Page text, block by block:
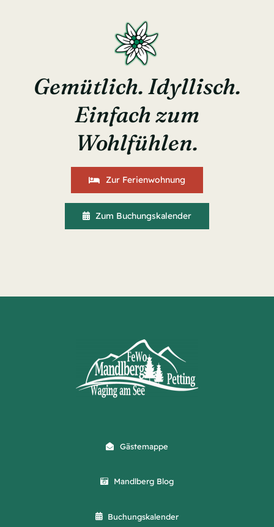
Gemütlich. Idyllisch.
Einfach zum
Wohlfühlen.
Zur Ferienwohnung
Zum Buchungskalender
Gästemappe
Mandlberg Blog
Buchungskalender